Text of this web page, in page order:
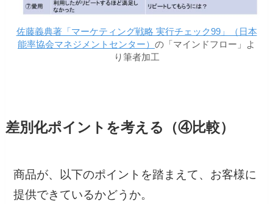
佐藤義典著「マーケティング戦略 実行チェック99」（日本
能率協会マネジメントセンター） の「マインドフロー」よ
り筆者加工
差別化ポイントを考える（④比較）
商品が、以下のポイントを踏まえて、お客様に
提供できているかどうか。